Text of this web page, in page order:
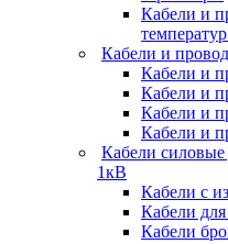
Кабели и
Кабели и
Кабели и
Кабели и
Кабели и
Кабели и
Кабели силовые
1кВ
Кабели c
Кабели
Кабели